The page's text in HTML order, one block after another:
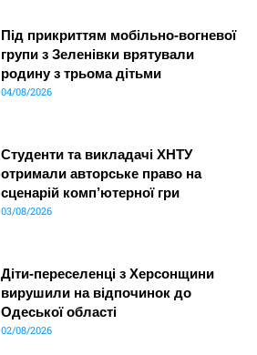
Під прикриттям мобільно-вогневої
групи з Зеленівки врятували
родину з трьома дітьми
04/08/2026
Студенти та викладачі ХНТУ
отримали авторське право на
сценарій комп’ютерної гри
03/08/2026
Діти-переселенці з Херсонщини
вирушили на відпочинок до
Одеської області
02/08/2026